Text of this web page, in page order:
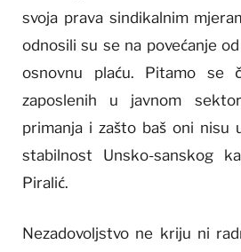
svoja prava sindikalnim
odnosili su se na povećanje
osnovnu plaću. Pitamo se
zaposlenih u javnom
primanja i zašto baš oni nisu
stabilnost Unsko-sanskog
Piralić.
Nezadovoljstvo ne kriju ni